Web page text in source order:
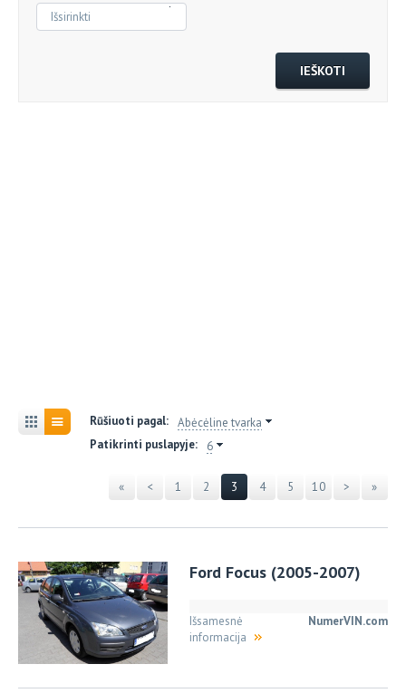
Išsirinkti
Rūšiuoti pagal: Abėcėline tvarka
Patikrinti puslapyje:
6
« < 1 2 3 4 5 10 > »
Ford Focus (2005-2007)
NumerVIN.com
Išsamesnė
informacija